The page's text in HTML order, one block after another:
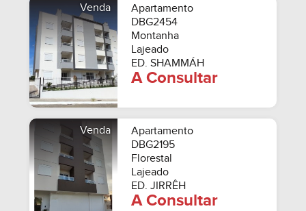
Venda
Apartamento
DBG2454
Montanha
Lajeado
ED. SHAMMÁH
A Consultar
Venda
Apartamento
DBG2195
Florestal
Lajeado
ED. JIRRÊH
A Consultar